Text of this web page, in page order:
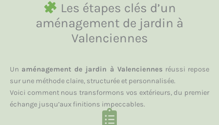
Les étapes clés d’un
aménagement de jardin à
Valenciennes
Un aménagement de jardin à Valenciennes réussi repose
sur une méthode claire, structurée et personnalisée.
Voici comment nous transformons vos extérieurs, du premier
échange jusqu’aux finitions impeccables.